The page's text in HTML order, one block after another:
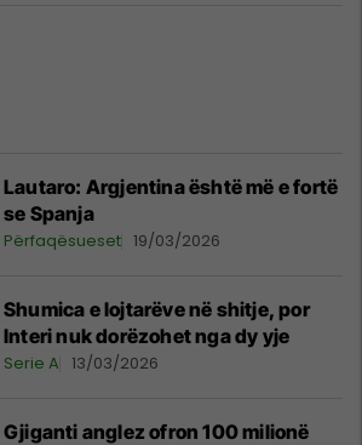
Lautaro: Argjentina është më e fortë
se Spanja
Përfaqësueset 19/03/2026
Shumica e lojtarëve në shitje, por
Interi nuk dorëzohet nga dy yje
Serie A 13/03/2026
Gjiganti anglez ofron 100 milionë